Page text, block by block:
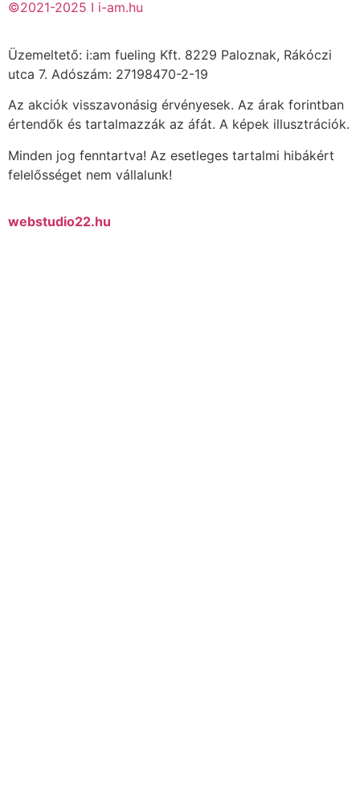
©2021-2025 I i-am.hu
Üzemeltető: i:am fueling Kft. 8229 Paloznak, Rákóczi
utca 7. Adószám: 27198470-2-19
Az akciók visszavonásig érvényesek. Az árak forintban
értendők és tartalmazzák az áfát. A képek illusztrációk.
Minden jog fenntartva! Az esetleges tartalmi hibákért
felelősséget nem vállalunk!
webstudio22.hu